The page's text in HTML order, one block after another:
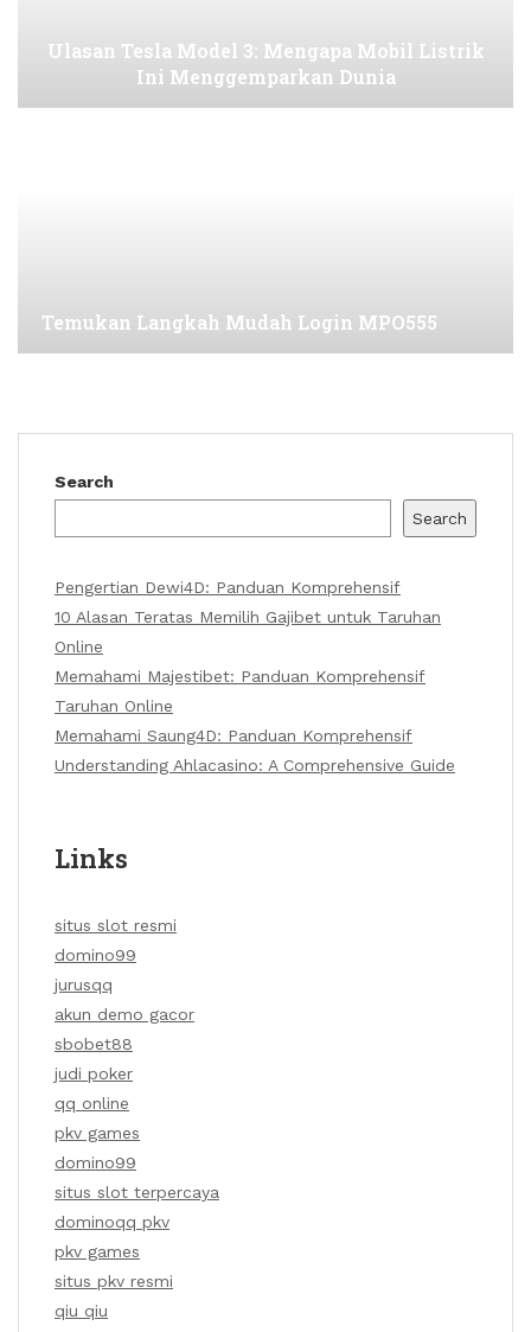
Ulasan Tesla Model 3: Mengapa Mobil Listrik
Ini Menggemparkan Dunia
Temukan Langkah Mudah Login MPO555
Search
Search
Pengertian Dewi4D: Panduan Komprehensif
10 Alasan Teratas Memilih Gajibet untuk Taruhan
Online
Memahami Majestibet: Panduan Komprehensif
Taruhan Online
Memahami Saung4D: Panduan Komprehensif
Understanding Ahlacasino: A Comprehensive Guide
Links
situs slot resmi
domino99
jurusqq
akun demo gacor
sbobet88
judi poker
qq online
pkv games
domino99
situs slot terpercaya
dominoqq pkv
pkv games
situs pkv resmi
qiu qiu